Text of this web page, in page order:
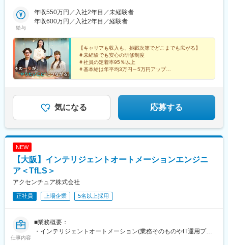
／京都府（京都）・岡山県（岡山）／広島県（広島）／鹿児島県
（鹿児島）地域に根付いて長く働きたい方を歓迎します！【受動
四条駅(京都市営)、岡山駅前駅、広島駅、鹿児島中央駅、東池袋四
丁目駅、新宿駅、神泉駅、北品川駅、小川町駅(東京都)、国際セン
駅、神戸三宮駅(阪神)、烏丸駅、岡山駅、鹿児島中央駅前駅、都電
雑司ケ谷駅、南新宿駅、神田駅(東京都)、近鉄名古屋駅、東梅田
駅、四ツ橋駅、大通駅、あおば通駅、日吉町駅、三宮駅(神戸新交
通)、烏丸御池駅、西川緑道公園駅、猿猴橋町駅、都通駅
給与
年収550万円／入社2年目／未経験者
年収600万円／入社2年目／経験者
【キャリアも収入も、挑戦次第でどこまでも広がる】
＃未経験でも安心の研修制度
＃社員の定着率95％以上
＃基本給は年平均3万円～5万円アップ
気になる 応募する
NEW
【大阪】インテリジェントオートメーションエンジニ
ア＜TfLS＞
アクセンチュア株式会社
正社員 上場企業 5名以上採用
仕事内容
■業務概要：
・インテリジェントオートメーション(業務そのものやIT運用プロ